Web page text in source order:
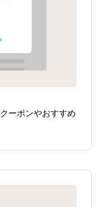
ーポンやおすすめ